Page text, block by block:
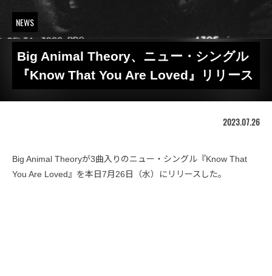
NEWS
Big Animal Theory、ニュー・シングル
『Know That You Are Loved』リリース
2023.07.26
Big Animal Theoryが3曲入りのニュー・シングル『Know That
You Are Loved』を本日7月26日（水）にリリースした。